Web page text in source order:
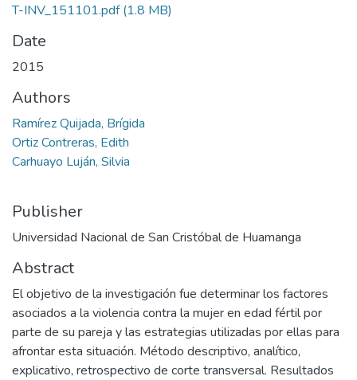
T-INV_151101.pdf(1.8 MB)
Date
2015
Authors
Ramírez Quijada, Brígida
Ortiz Contreras, Edith
Carhuayo Luján, Silvia
Publisher
Universidad Nacional de San Cristóbal de Huamanga
Abstract
El objetivo de la investigación fue determinar los factores
asociados a la violencia contra la mujer en edad fértil por
parte de su pareja y las estrategias utilizadas por ellas para
afrontar esta situación. Método descriptivo, analítico,
explicativo, retrospectivo de corte transversal. Resultados